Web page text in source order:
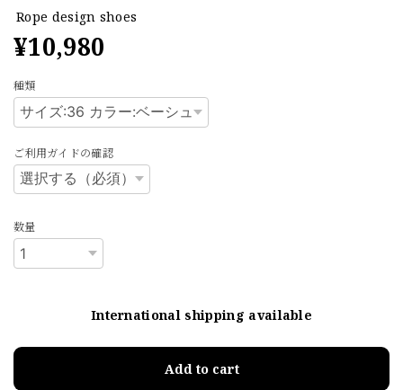
Rope design shoes
¥10,980
種類
ご利用ガイドの確認
数量
International shipping available
Add to cart